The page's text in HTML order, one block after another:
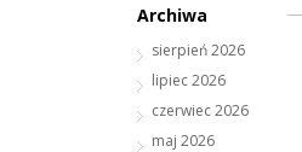
Archiwa
sierpień 2026
lipiec 2026
czerwiec 2026
maj 2026